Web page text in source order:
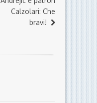
Calzolari: Che
bravi!